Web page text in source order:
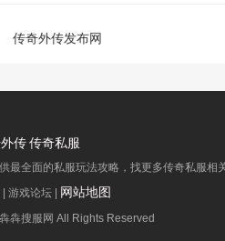
传奇外传发布网
传传奇私服
全面的私服玩法攻略，找更多传奇私服相
游戏论坛 |
网站地图
犇犇搜服网 All Rights Reserved